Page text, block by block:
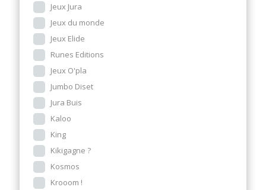
Jeux Jura
Jeux du monde
Jeux Elide
Runes Editions
Jeux O'pla
Jumbo Diset
Jura Buis
Kaloo
King
Kikigagne ?
Kosmos
Krooom !